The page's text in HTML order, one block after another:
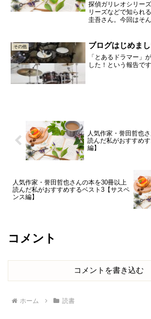
探偵ガリレオシリー
リーズなどで知られ
圭吾さん。今回はそ
その他 ブログはじめまし
「とあるドラマー」
した！という報告です
人気作家・誉田哲也
読んだ私がおすすめ
編】
人気作家・誉田哲也さんの本を30冊以上
読んだ私がおすすめするベスト3【サスペ
ンス編】
コメント
コメントを書き込む
ホーム 読書